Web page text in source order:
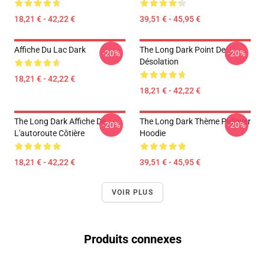
18,21 € - 42,22 € 39,51 € - 45,95 €
Affiche Du Lac Dark
18,21 € - 42,22 €
-20%
The Long Dark Point De
Désolation
18,21 € - 42,22 €
-20%
The Long Dark Affiche De
L'autoroute Côtière
18,21 € - 42,22 €
-20%
The Long Dark Thème Pullover
Hoodie
39,51 € - 45,95 €
-20%
VOIR PLUS
Produits connexes